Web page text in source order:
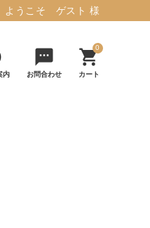
ようこそ ゲスト 様
内
sms
お問合わせ
0
shopping_cart
カート